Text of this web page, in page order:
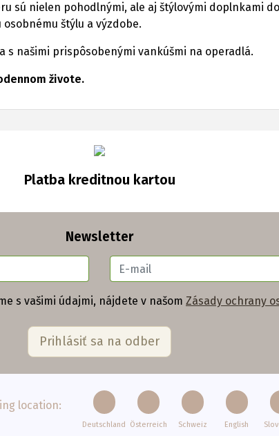
sú nielen pohodlnými, ale aj štýlovými doplnkami
štýlu a výzdobe.
našimi prispôsobenými vankúšmi na operadlá.
živote.
Platba kreditnou kartou
Newsletter
s vašimi údajmi, nájdete v našom Zásady ochrany
location:
Deutschland Österreich Schweiz English